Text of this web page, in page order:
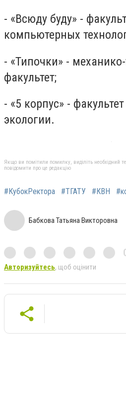
- «Всюду буду» -
компьютерных
- «Типочки» -
факультет;
- «5 корпус» -
экологии.
Якщо ви помітили помилку, виділіть необхідний
повідомити про це редакцію
#КубокРектора #ТГАТУ #КВН
Бабкова Татьяна Викторовна
Авторизуйтесь, щоб оцінити